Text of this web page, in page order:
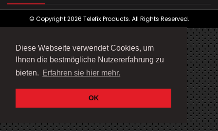
Diese Webseite verwendet Cookies, um
Ihnen die bestmögliche Nutzererfahrung zu
bieten. Erfahren sie hier mehr.
OK
© Copyright 2026 Telefix Products. All Rights Reserved.